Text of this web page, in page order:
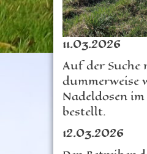
11.03.2026
Auf der Suche
dummerweise
Nadeldosen
bestellt.
12.03.2026